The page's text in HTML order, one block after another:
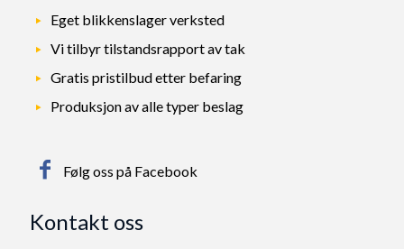
Eget blikkenslager verksted
Vi tilbyr tilstandsrapport av tak
Gratis pristilbud etter befaring
Produksjon av alle typer beslag
Følg oss på Facebook
Kontakt oss